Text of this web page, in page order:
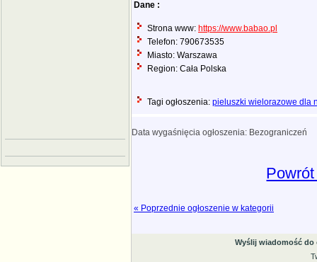
Dane :
Strona www: https://www.babao.pl
Telefon: 790673535
Miasto: Warszawa
Region: Cała Polska
Tagi ogłoszenia: pieluszki wielorazowe dla
Data wygaśnięcia ogłoszenia: Bezograniczeń
« Poprzednie ogłoszenie w kategorii
Wyślij wiadomość